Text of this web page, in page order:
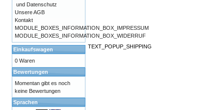
und Datenschutz
Unsere AGB
Kontakt
MODULE_BOXES_INFORMATION_BOX_IMPRESSUM
MODULE_BOXES_INFORMATION_BOX_WIDERRUF
Einkaufswagen
0 Waren
Bewertungen
Momentan gibt es noch
keine Bewertungen
Sprachen
TEXT_POPUP_SHIPPING